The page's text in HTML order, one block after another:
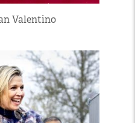
Valentino